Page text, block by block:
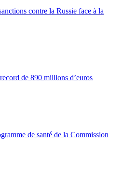
contre la Russie face à la
de 890 millions d’euros
de santé de la Commission